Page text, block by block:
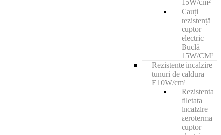
15W/cm²
Cauți
rezistență
cuptor
electric
Buclă
15W/CM²
Rezistente incalzire
tunuri de caldura
E10W/cm²
Rezistenta
filetata
incalzire
aeroterma
cuptor